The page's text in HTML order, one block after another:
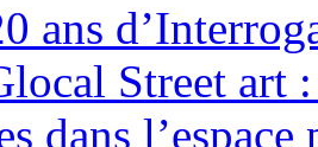
ans
Street art
dans l’espace